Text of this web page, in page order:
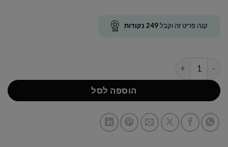
קנה פריט זה וקבל249 נקודות
כמות של BITES - מגוון עוגות הפטיסרי
הוספה לסל